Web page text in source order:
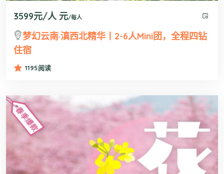
3599元/人 元/每人
梦幻云南·滇西北精华丨2-6人mini团，全程四钻
住宿
1195阅读